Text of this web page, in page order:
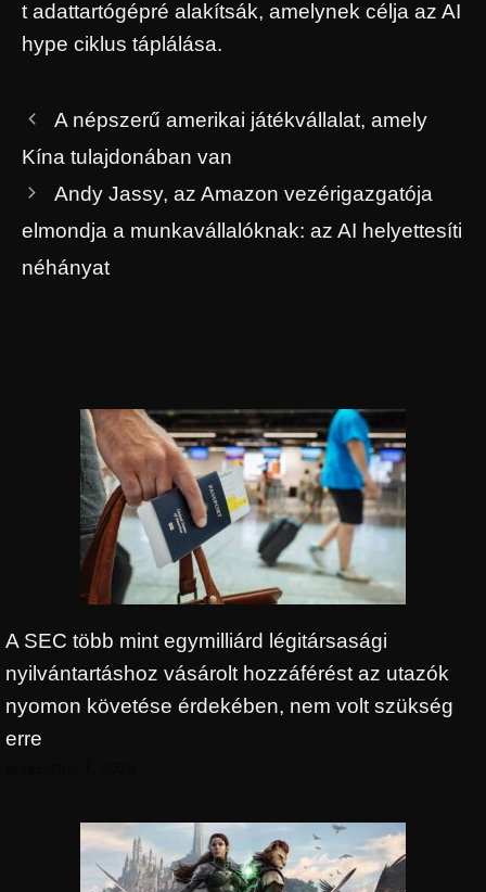
t adattartógépré alakítsák, amelynek célja az AI
hype ciklus táplálása.
A népszerű amerikai játékvállalat, amely
Kína tulajdonában van
Andy Jassy, ​​az Amazon vezérigazgatója
elmondja a munkavállalóknak: az AI helyettesíti
néhányat
A SEC több mint egymilliárd légitársasági
nyilvántartáshoz vásárolt hozzáférést az utazók
nyomon követése érdekében, nem volt szükség
erre